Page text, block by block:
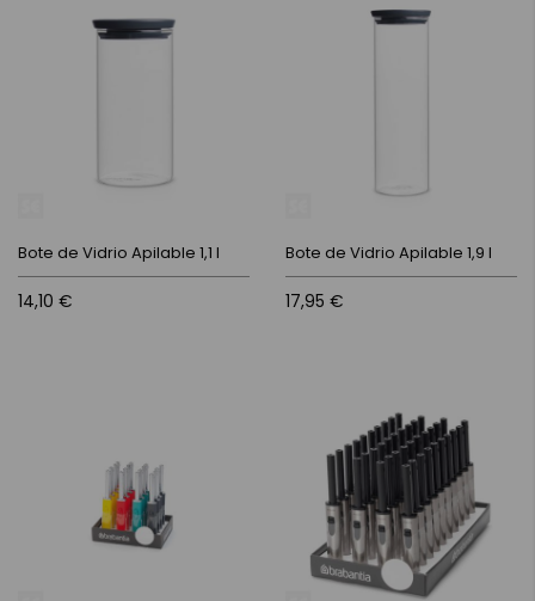
Bote de Vidrio Apilable 1,1 l
14,10 €
Bote de Vidrio Apilable 1,9 l
17,95 €